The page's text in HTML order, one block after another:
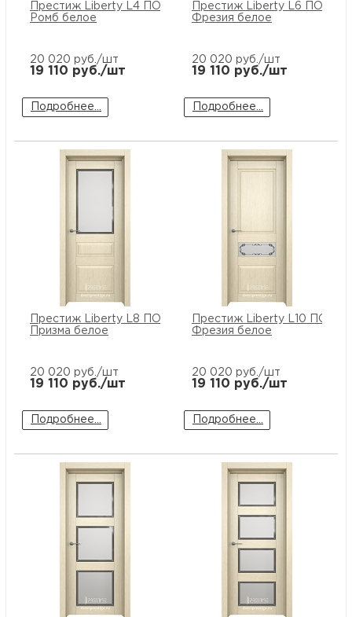
Престиж Liberty L4 ПО стекло
Ромб белое
20 020 руб./шт
19 110 руб./шт
Подробнее...
Престиж Liberty L6 ПО
Фрезия белое
20 020 руб./шт
19 110 руб./шт
Подробнее...
Престиж Liberty L8 ПО стекло
Призма белое
20 020 руб./шт
19 110 руб./шт
Подробнее...
Престиж Liberty L10 ПО
Фрезия белое
20 020 руб./шт
19 110 руб./шт
Подробнее...